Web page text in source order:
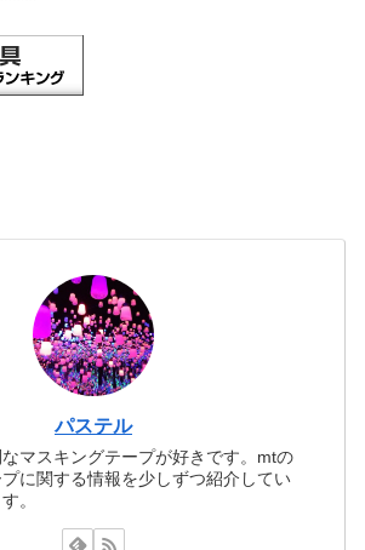
パステル
マスキングテープが好きです。mtの
に関する情報を少しずつ紹介してい
。